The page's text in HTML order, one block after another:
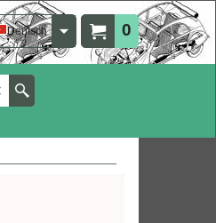
0
Deutsch